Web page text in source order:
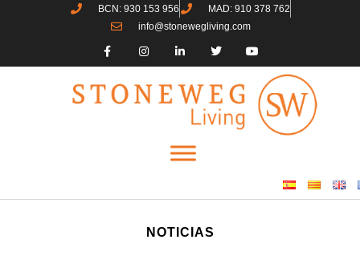
BCN: 930 153 956
MAD: 910 378 762
info@stonewegliving.com
NOTICIAS